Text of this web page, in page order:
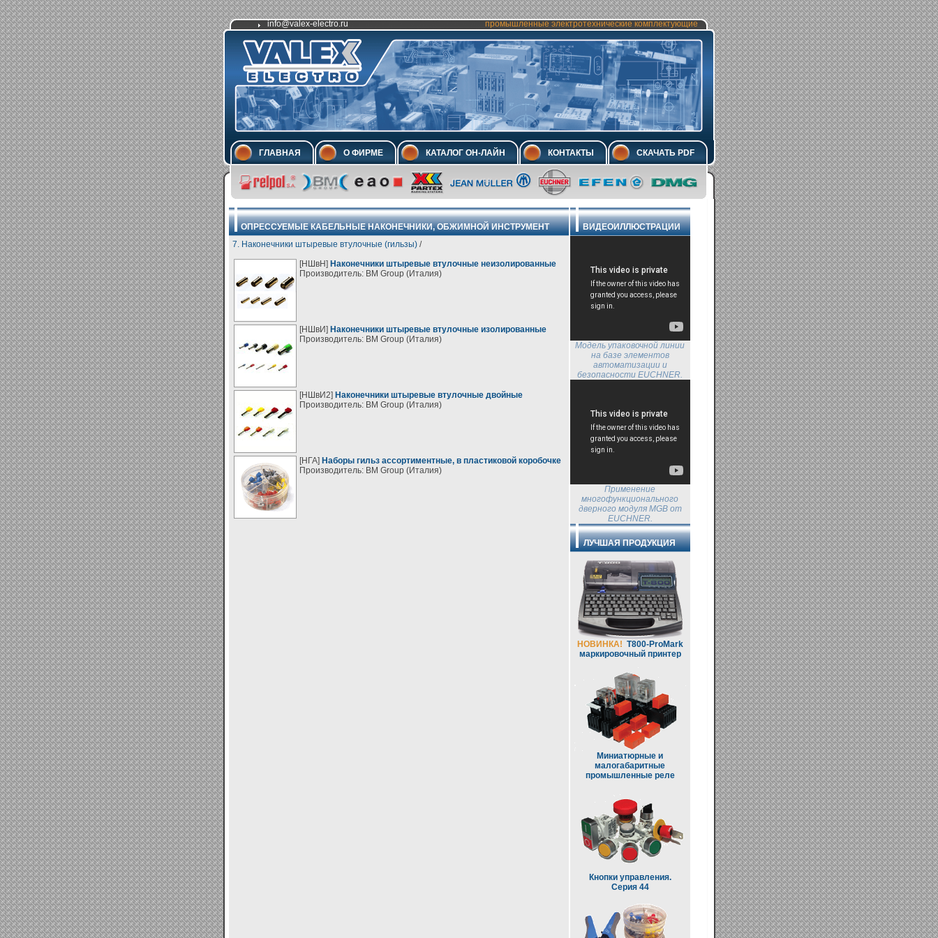
info@valex-electro.ru промышленные электротехнические комплектующие
ГЛАВНАЯ О ФИРМЕ КАТАЛОГ ОН-ЛАЙН КОНТАКТЫ СКАЧАТЬ PDF
ОПРЕССУЕМЫЕ КАБЕЛЬНЫЕ НАКОНЕЧНИКИ, ОБЖИМНОЙ ИНСТРУМЕНТ
7. Наконечники штыревые втулочные (гильзы)/
[НШвН] Наконечники штыревые втулочные неизолированные
Производитель: BM Group (Италия)
[НШвИ] Наконечники штыревые втулочные изолированные
Производитель: BM Group (Италия)
[НШвИ2] Наконечники штыревые втулочные двойные
Производитель: BM Group (Италия)
[НГА] Наборы гильз ассортиментные, в пластиковой коробочке
Производитель: BM Group (Италия)
ВИДЕОИЛЛЮСТРАЦИИ
Модель упаковочной линии
на базе элементов
автоматизации и
безопасности EUCHNER.
Применение
многофункционального
дверного модуля MGB от
EUCHNER.
ЛУЧШАЯ ПРОДУКЦИЯ
НОВИНКА! T800-ProMark
маркировочный принтер
Миниатюрные и
малогабаритные
промышленные реле
Кнопки управления.
Серия 44